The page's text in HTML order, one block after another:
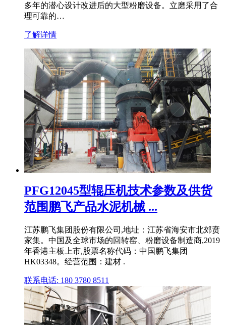
多年的潜心设计改进后的大型粉磨设备。立磨采用了合
理可靠的…
了解详情
PFG12045型辊压机技术参数及供货
范围鹏飞产品水泥机械 ...
江苏鹏飞集团股份有限公司,地址：江苏省海安市北郊贲
家集。中国及全球市场的回转窑、粉磨设备制造商,2019
年香港主板上市,股票名称代码：中国鹏飞集团
HK03348。经营范围：建材 .
联系电话: 180 3780 8511